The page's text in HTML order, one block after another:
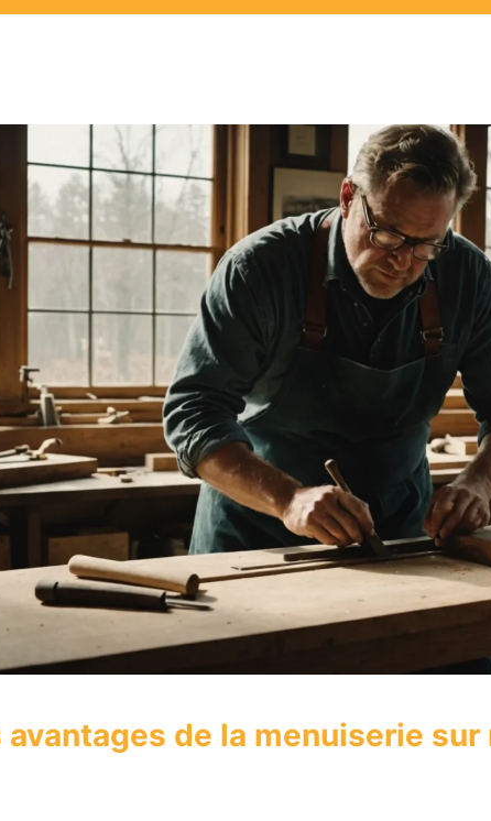
avantages de la menuiserie sur